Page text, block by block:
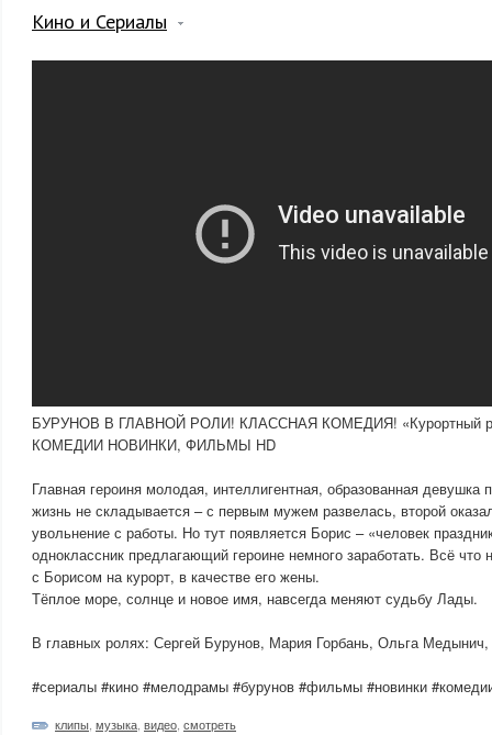
Кино и Сериалы
БУРУНОВ В ГЛАВНОЙ РОЛИ! КЛАССНАЯ КОМЕДИЯ! «Курортный
КОМЕДИИ НОВИНКИ, ФИЛЬМЫ HD
Главная героиня молодая, интеллигентная, образованная
жизнь не складывается – с первым мужем развелась, второй
увольнение с работы. Но тут появляется Борис – «человек
одноклассник предлагающий героине немного заработать. Всё что
с Борисом на курорт, в качестве его жены.
Тёплое море, солнце и новое имя, навсегда меняют судьбу Лады.
В главных ролях: Сергей Бурунов, Мария Горбань, Ольга
#сериалы #кино #мелодрамы #бурунов #фильмы #новинки
клипы музыка видео смотреть